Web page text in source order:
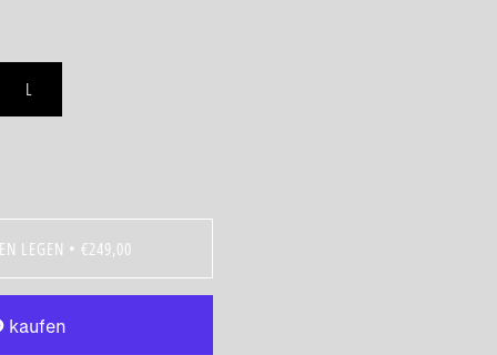
L
LEGEN • €249,00